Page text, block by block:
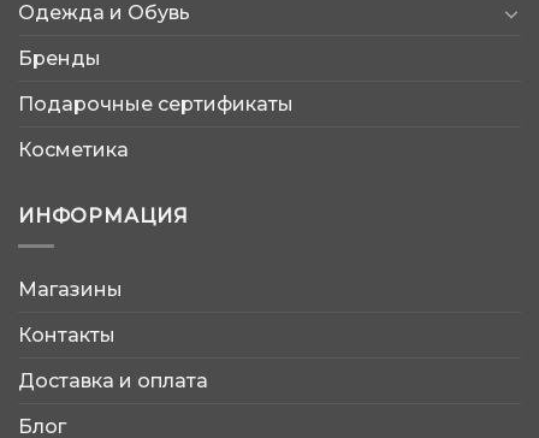
Одежда и Обувь
Бренды
Подарочные сертификаты
Косметика
ИНФОРМАЦИЯ
Магазины
Контакты
Доставка и оплата
Блог